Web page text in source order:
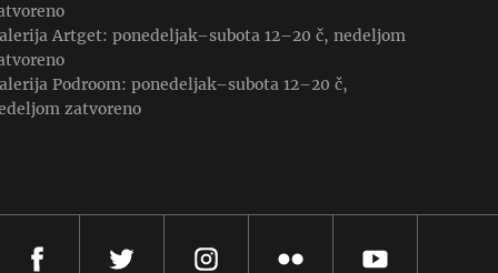
Artget: ponedeljak–subota 12–20 č, nedeljom
Podroom: ponedeljak–subota 12–20 č,
zatvoreno